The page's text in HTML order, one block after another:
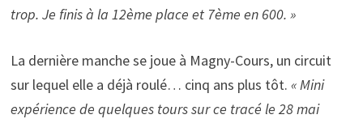
trop. Je finis à la 12ème place et 7ème en 600. »
La dernière manche se joue à Magny-Cours, un circuit
sur lequel elle a déjà roulé… cinq ans plus tôt. « Mini
expérience de quelques tours sur ce tracé le 28 mai